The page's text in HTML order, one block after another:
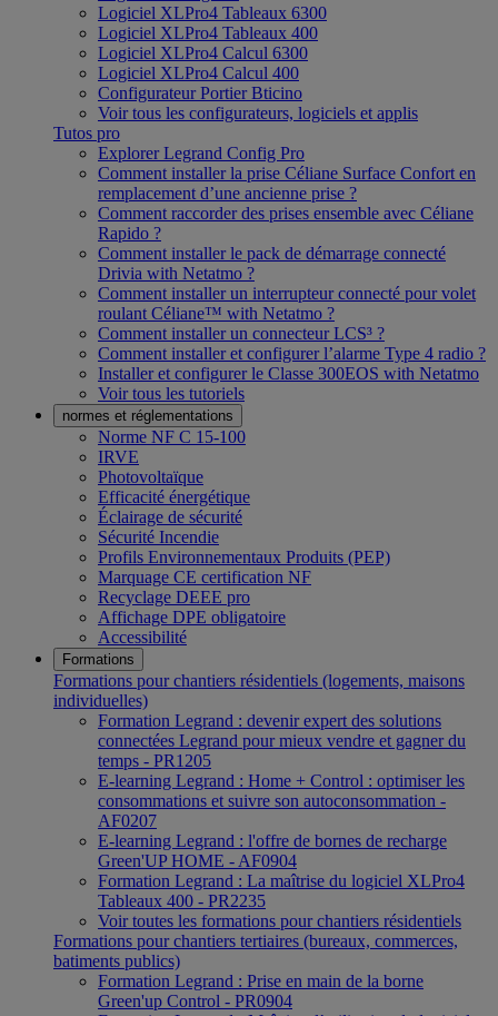
Logiciel XLPro4 Tableaux 6300
Logiciel XLPro4 Tableaux 400
Logiciel XLPro4 Calcul 6300
Logiciel XLPro4 Calcul 400
Configurateur Portier Bticino
Voir tous les configurateurs, logiciels et applis
Tutos pro
Explorer Legrand Config Pro
Comment installer la prise Céliane Surface Confort en
remplacement d’une ancienne prise ?
Comment raccorder des prises ensemble avec Céliane
Rapido ?
Comment installer le pack de démarrage connecté
Drivia with Netatmo ?
Comment installer un interrupteur connecté pour volet
roulant Céliane™ with Netatmo ?
Comment installer un connecteur LCS³ ?
Comment installer et configurer l’alarme Type 4 radio ?
Installer et configurer le Classe 300EOS with Netatmo
Voir tous les tutoriels
normes et réglementations
Norme NF C 15-100
IRVE
Photovoltaïque
Efficacité énergétique
Éclairage de sécurité
Sécurité Incendie
Profils Environnementaux Produits (PEP)
Marquage CE certification NF
Recyclage DEEE pro
Affichage DPE obligatoire
Accessibilité
Formations
Formations pour chantiers résidentiels (logements, maisons
individuelles)
Formation Legrand : devenir expert des solutions
connectées Legrand pour mieux vendre et gagner du
temps - PR1205
E-learning Legrand : Home + Control : optimiser les
consommations et suivre son autoconsommation -
AF0207
E-learning Legrand : l'offre de bornes de recharge
Green'UP HOME - AF0904
Formation Legrand : La maîtrise du logiciel XLPro4
Tableaux 400 - PR2235
Voir toutes les formations pour chantiers résidentiels
Formations pour chantiers tertiaires (bureaux, commerces,
batiments publics)
Formation Legrand : Prise en main de la borne
Green'up Control - PR0904